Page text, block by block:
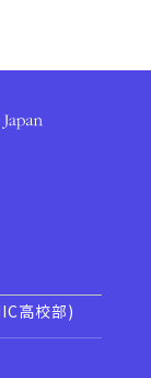
高校部)